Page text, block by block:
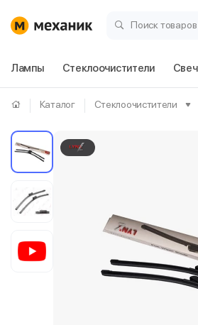
Поиск
Лампы Стеклоочистители
Каталог Стеклоочистители